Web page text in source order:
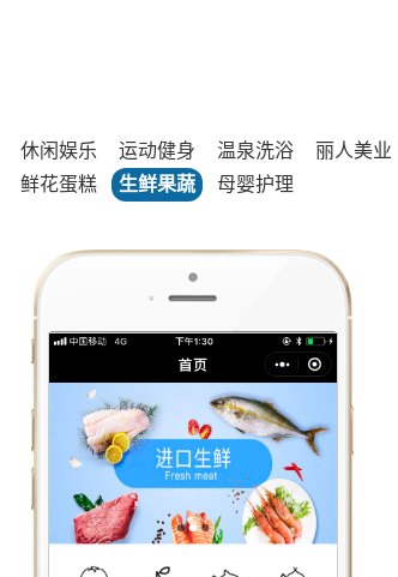
休闲娱乐 运动健身 温泉洗浴 丽人美业
鲜花蛋糕 生鲜果蔬 母婴护理